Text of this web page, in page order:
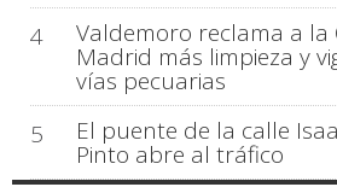
4
Valdemoro reclama a la
Madrid más limpieza y
vías pecuarias
5
El puente de la calle
Pinto abre al tráfico